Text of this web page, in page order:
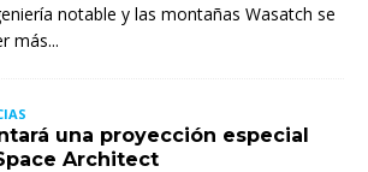
notable y las montañas Wasatch se
más...
una proyección especial
Architect